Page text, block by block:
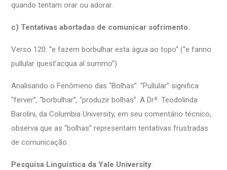
quando tentam orar ou adorar.
c) Tentativas abortadas de comunicar sofrimento.
Verso 120: “e fazem borbulhar esta água ao topo” (“e fanno
pullular quest’acqua al summo”)
Analisando o Fenômeno das “Bolhas”. “Pullular” significa
“ferver”, “borbulhar”, “produzir bolhas”. A Drª. Teodolinda
Barolini, da Columbia University, em seu comentário técnico,
observa que as “bolhas” representam tentativas frustradas
de comunicação.
Pesquisa Linguística da Yale University: